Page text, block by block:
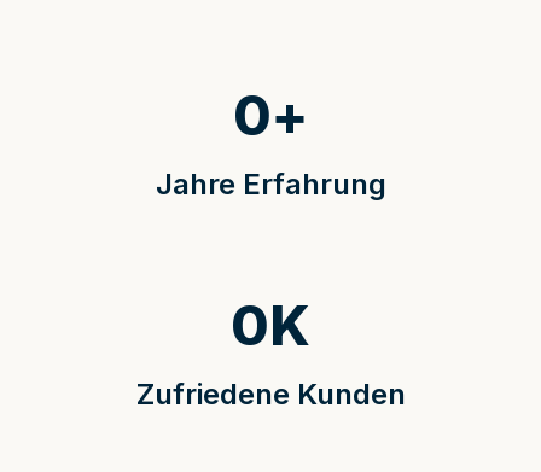
Jahre Erfahrung
0+
Zufriedene Kunden
0K